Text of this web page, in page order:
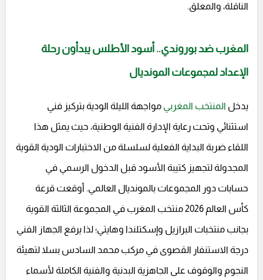
الناقلة، والمعلق.
المغرب ضد بوروندي.. أسود الأطلس يبدأون رحلة
الإعداد لمجموعات المونديال
يدخل المنتخب المغربي مواجهة الليلة الودية بتركيز فني
استثنائي وتحت رعاية الإدارة الفنية الوطنية، حيث يمثل هذا
اللقاء ضربة البداية الفعلية لسلسلة من الاختبارات الودية القوية
المجدولة لتجهيز كتيبة الأسود قبل الدخول الرسمي في
حسابات دور المجموعات بالمونديال العالمي. أوقعت قرعة
كأس العالم 2026 منتخب المغرب في المجموعة الثالثة القوية
بجانب منتخبات البرازيل وإسكتلندا وهايتي؛ لذا يرفع الجهاز الفني
درجة الاستنفار القصوى في مركب محمد السادس بسلا لتهيئة
النجوم والوقوف على الجاهزية البدنية والفنية الكاملة لأسماء